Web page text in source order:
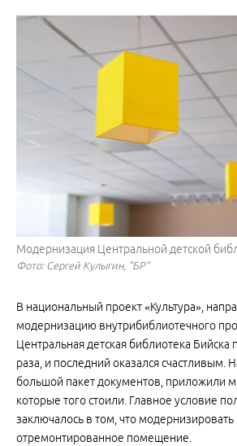
Модернизация Центральной детской
Фото: Сергей Кулыгин, "БР"
В национальный проект «Культура»,
модернизацию внутрибиблиотечного
Центральная детская библиотека Бийска
раза, и последний оказался счастливым.
большой пакет документов, приложили
которые того стоили. Главное условие
заключалось в том, что
отремонтированное помещение.